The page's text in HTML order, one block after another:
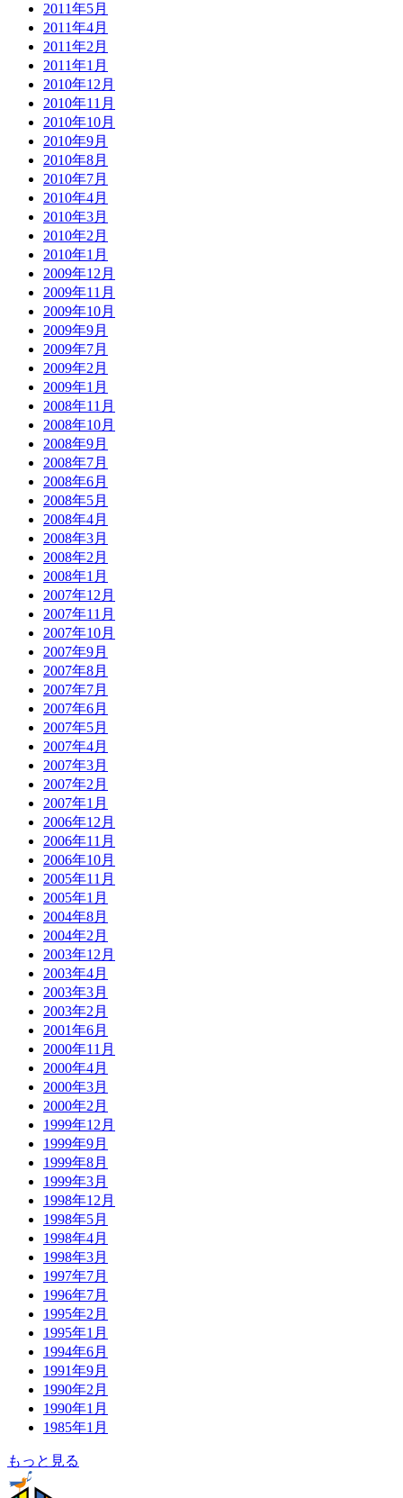
2011年5月
2011年4月
2011年2月
2011年1月
2010年12月
2010年11月
2010年10月
2010年9月
2010年8月
2010年7月
2010年4月
2010年3月
2010年2月
2010年1月
2009年12月
2009年11月
2009年10月
2009年9月
2009年7月
2009年2月
2009年1月
2008年11月
2008年10月
2008年9月
2008年7月
2008年6月
2008年5月
2008年4月
2008年3月
2008年2月
2008年1月
2007年12月
2007年11月
2007年10月
2007年9月
2007年8月
2007年7月
2007年6月
2007年5月
2007年4月
2007年3月
2007年2月
2007年1月
2006年12月
2006年11月
2006年10月
2005年11月
2005年1月
2004年8月
2004年2月
2003年12月
2003年4月
2003年3月
2003年2月
2001年6月
2000年11月
2000年4月
2000年3月
2000年2月
1999年12月
1999年9月
1999年8月
1999年3月
1998年12月
1998年5月
1998年4月
1998年3月
1997年7月
1996年7月
1995年2月
1995年1月
1994年6月
1991年9月
1990年2月
1990年1月
1985年1月
もっと見る